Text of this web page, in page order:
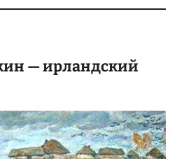
— ирландский